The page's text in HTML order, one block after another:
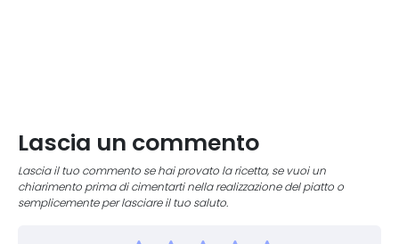
Lascia un commento
Lascia il tuo commento se hai provato la ricetta, se vuoi un
chiarimento prima di cimentarti nella realizzazione del piatto o
semplicemente per lasciare il tuo saluto.